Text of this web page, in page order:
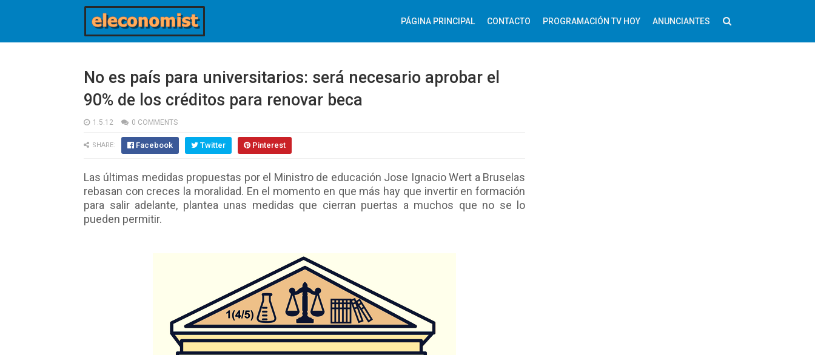
PÁGINA PRINCIPAL CONTACTO PROGRAMACIÓN TV HOY ANUNCIANTES
No es país para universitarios: será necesario aprobar el
90% de los créditos para renovar beca
1.5.12 0 COMMENTS
SHARE: Facebook Twitter Pinterest
Las últimas medidas propuestas por el Ministro de educación Jose Ignacio Wert a Bruselas
rebasan con creces la moralidad. En el momento en que más hay que invertir en formación
para salir adelante, plantea unas medidas que cierran puertas a muchos que no se lo
pueden permitir.